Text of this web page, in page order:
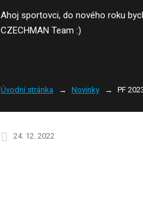
Ahoj sportovci, do nového roku
CZECHMAN Team :)
Úvodní stránka Novinky PF
24. 12. 2022